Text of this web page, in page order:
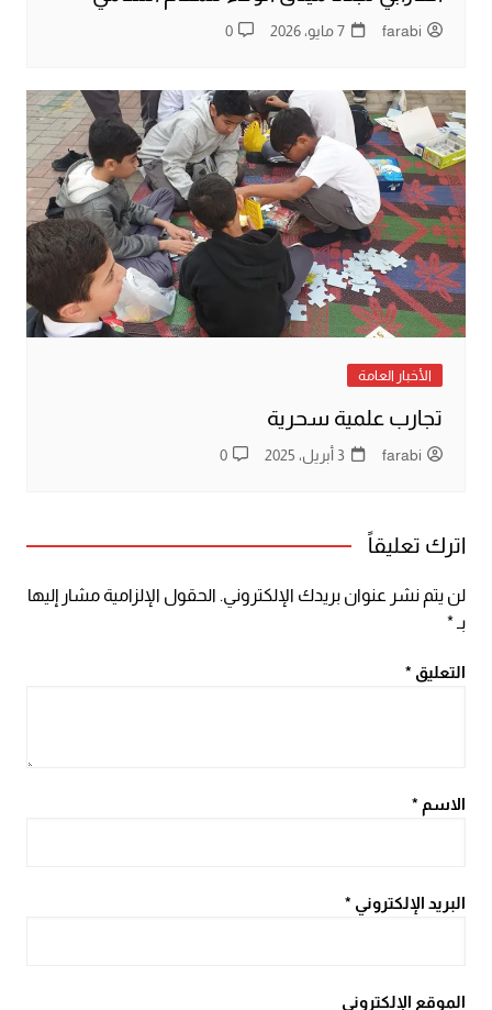
farabi 7 مايو، 2026 0
الأخبار العامة
تجارب علمية سحرية
farabi 3 أبريل، 2025 0
اترك تعليقاً
لن يتم نشر عنوان بريدك الإلكتروني. الحقول الإلزامية مشار إليها
بـ*
التعليق *
الاسم *
البريد الإلكتروني *
الموقع الإلكتروني